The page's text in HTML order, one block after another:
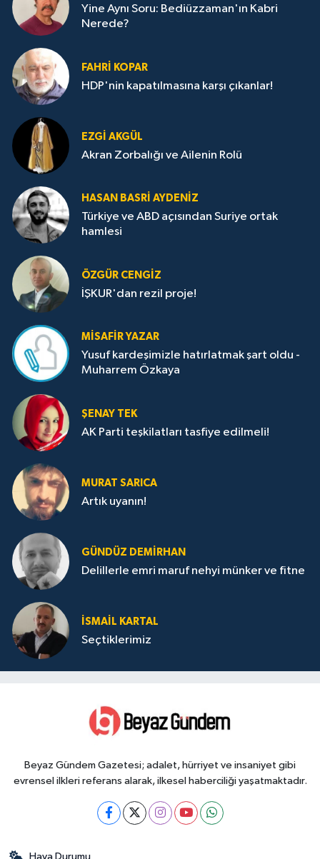
Yine Aynı Soru: Bediüzzaman'ın Kabri
Nerede?
FAHRI KOPAR
HDP'nin kapatılmasına karşı çıkanlar!
EZGI AKGÜL
Akran Zorbalığı ve Ailenin Rolü
HASAN BASRI AYDENIZ
Türkiye ve ABD açısından Suriye ortak
hamlesi
ÖZGÜR CENGIZ
İŞKUR'dan rezil proje!
MISAFIR YAZAR
Yusuf kardeşimizle hatırlatmak şart oldu -
Muharrem Özkaya
ŞENAY TEK
AK Parti teşkilatları tasfiye edilmeli!
MURAT SARICA
Artık uyanın!
GÜNDÜZ DEMIRHAN
Delillerle emri maruf nehyi münker ve fitne
İSMAIL KARTAL
Seçtiklerimiz
Beyaz Gündem Gazetesi; adalet, hürriyet ve insaniyet gibi
evrensel ilkleri referans alarak, ilkesel haberciliği yaşatmaktadır.
Hava Durumu